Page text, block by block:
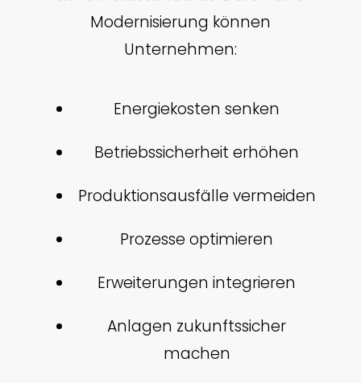
Modernisierung können
Unternehmen:
Energiekosten senken
Betriebssicherheit erhöhen
Produktionsausfälle vermeiden
Prozesse optimieren
Erweiterungen integrieren
Anlagen zukunftssicher
machen